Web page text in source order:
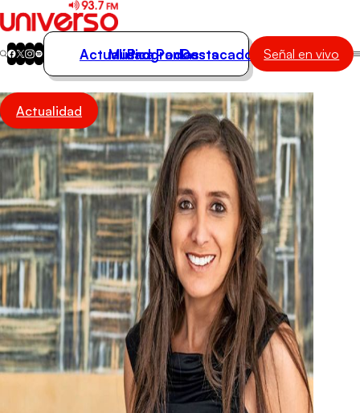
Actualidad
Música
Programas
Podcasts
Destacados
Actualidad
Música
Programas
Podcasts
Destacados Señal en vivo
Actualidad